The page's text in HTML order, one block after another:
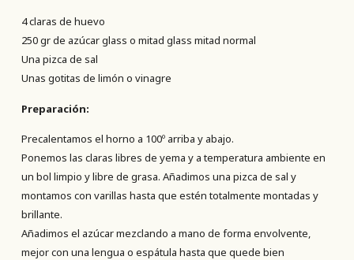
4 claras de huevo
250 gr de azúcar glass o mitad glass mitad normal
Una pizca de sal
Unas gotitas de limón o vinagre
Preparación:
Precalentamos el horno a 100º arriba y abajo.
Ponemos las claras libres de yema y a temperatura ambiente en
un bol limpio y libre de grasa. Añadimos una pizca de sal y
montamos con varillas hasta que estén totalmente montadas y
brillante.
Añadimos el azúcar mezclando a mano de forma envolvente,
mejor con una lengua o espátula hasta que quede bien